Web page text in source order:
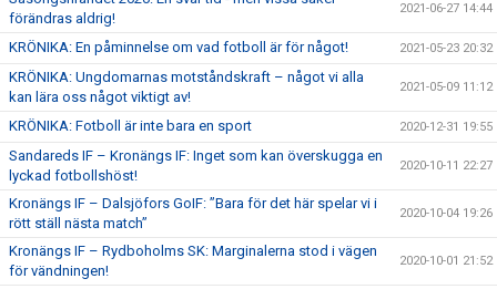
förändras aldrig!
2021-06-27 14:44
KRÖNIKA: En påminnelse om vad fotboll är för något! 2021-05-23 20:32
KRÖNIKA: Ungdomarnas motståndskraft – något vi alla
kan lära oss något viktigt av!
2021-05-09 11:12
KRÖNIKA: Fotboll är inte bara en sport 2020-12-31 19:55
Sandareds IF – Kronängs IF: Inget som kan överskugga en
lyckad fotbollshöst!
2020-10-11 22:27
Kronängs IF – Dalsjöfors GoIF: ”Bara för det här spelar vi i
rött ställ nästa match”
2020-10-04 19:26
Kronängs IF – Rydboholms SK: Marginalerna stod i vägen
för vändningen!
2020-10-01 21:52